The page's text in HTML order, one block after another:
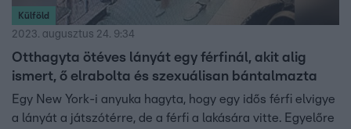
Külföld
2023. augusztus 24. 9:34
Otthagyta ötéves lányát egy férfinál, akit alig
ismert, ő elrabolta és szexuálisan bántalmazta
Egy New York-i anyuka hagyta, hogy egy idős férfi elvigye
a lányát a játszótérre, de a férfi a lakására vitte. Egyelőre